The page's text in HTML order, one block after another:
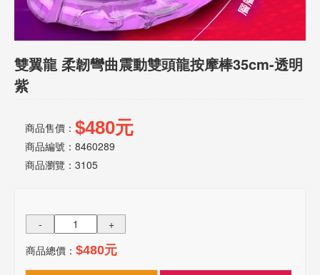
雙翼龍 柔韌彎曲震動雙頭龍按摩棒35cm-透明
紫
商品售價： $480元
商品編號：8460289
商品瀏覽： 3105
-
+
商品總價： $480元